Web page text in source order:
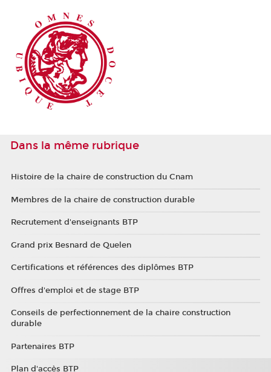
Dans la même rubrique
Histoire de la chaire de construction du Cnam
Membres de la chaire de construction durable
Recrutement d'enseignants BTP
Grand prix Besnard de Quelen
Certifications et références des diplômes BTP
Offres d'emploi et de stage BTP
Conseils de perfectionnement de la chaire construction
durable
Partenaires BTP
Plan d'accès BTP